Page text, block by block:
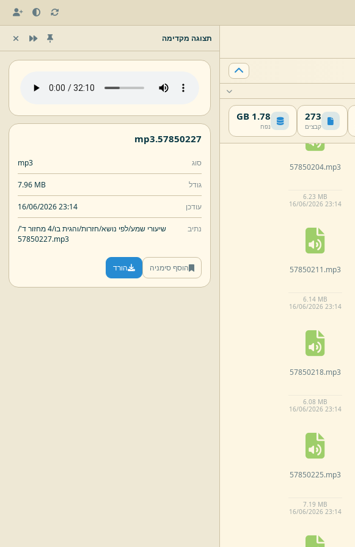
273
קבצים
1.78 GB
נפח
16/06/2026 23:14
57850204.mp3
6.23 MB
16/06/2026 23:14
57850211.mp3
6.14 MB
16/06/2026 23:14
57850218.mp3
6.08 MB
16/06/2026 23:14
57850225.mp3
7.19 MB
16/06/2026 23:14
תצוגה מקדימה
57850227.
mp3
סוג mp3
גודל 7.96 MB
עודכן 16/06/2026 23:14
נתיב שיעורי שמע/לפי נושא/חזרות/והגית בו/4 מחזור ד'/
57850227.mp3
הוסף סימניה הורד